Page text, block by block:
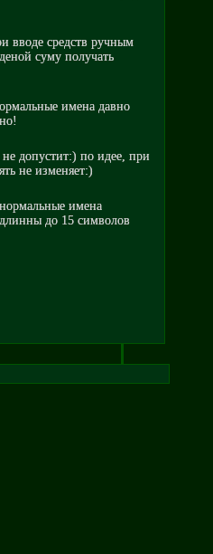
вводе средств ручным
суму получать
имена давно
допустит:) по идее, при
не изменяет:)
имена
до 15 символов